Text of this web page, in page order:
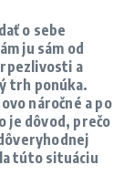
o sebe
ju sám od
a
trh ponúka.
náročné a po
je dôvod, prečo
túto situáciu